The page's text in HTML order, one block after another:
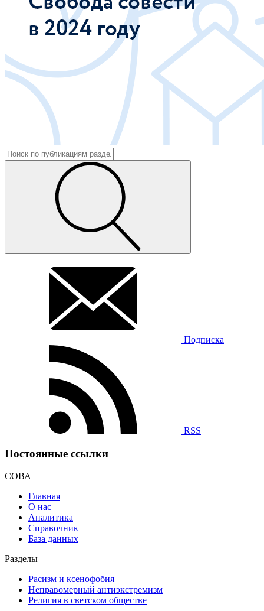
Подписка
RSS
Постоянные ссылки
СОВА
Главная
О нас
Аналитика
Справочник
База данных
Разделы
Расизм и ксенофобия
Неправомерный антиэкстремизм
Религия в светском обществе